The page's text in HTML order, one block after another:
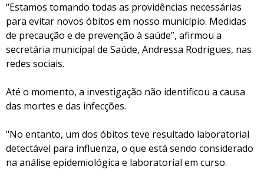
“Estamos tomando todas as providências necessárias
para evitar novos óbitos em nosso município. Medidas
de precaução e de prevenção à saúde”, afirmou a
secretária municipal de Saúde, Andressa Rodrigues, nas
redes sociais.
Até o momento, a investigação não identificou a causa
das mortes e das infecções.
"No entanto, um dos óbitos teve resultado laboratorial
detectável para influenza, o que está sendo considerado
na análise epidemiológica e laboratorial em curso.